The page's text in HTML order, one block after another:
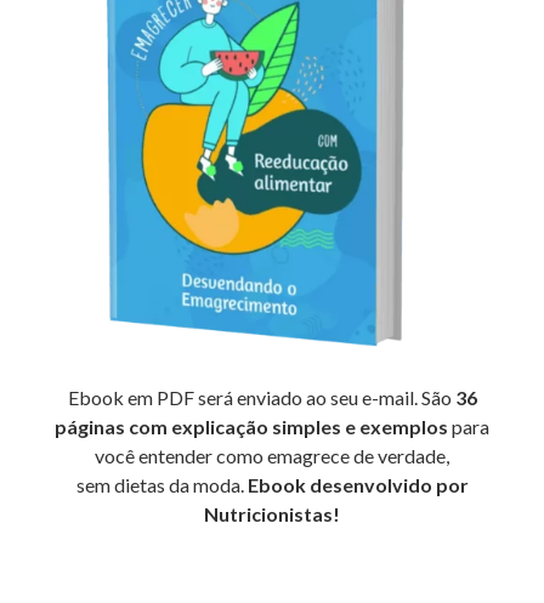
Ebook em PDF será enviado ao seu e-mail. São 36
páginas com explicação simples e exemplos para
você entender como emagrece de verdade,
sem dietas da moda. Ebook desenvolvido por
Nutricionistas!